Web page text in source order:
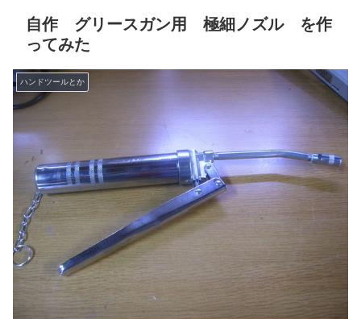
自作 グリースガン用 極細ノズル を作
ってみた
ハンドツールとか